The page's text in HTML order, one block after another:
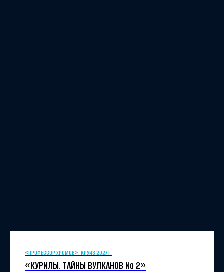
«ПРОФЕССОР ХРОМОВ». КРУИЗ 2027 Г.
«КУРИЛЫ. ТАЙНЫ ВУЛКАНОВ № 2»